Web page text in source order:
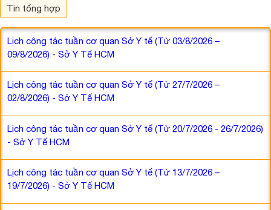
Tin tổng hợp
Lịch công tác tuần cơ quan Sở Y tế (Từ 03/8/2026 –
09/8/2026) - Sở Y Tế HCM
Lịch công tác tuần cơ quan Sở Y tế (Từ 27/7/2026 –
02/8/2026) - Sở Y Tế HCM
Lịch công tác tuần cơ quan Sở Y tế (Từ 20/7/2026 - 26/7/2026)
- Sở Y Tế HCM
Lịch công tác tuần cơ quan Sở Y tế (Từ 13/7/2026 –
19/7/2026) - Sở Y Tế HCM